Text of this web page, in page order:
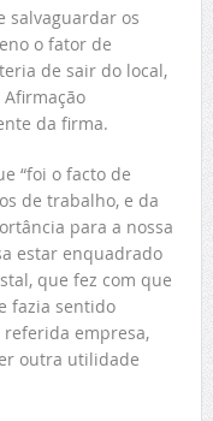
salvaguardar os
o fator de
de sair do local,
da firma.
“foi o facto de
de trabalho, e da
para a nossa
estar enquadrado
que fez com que
fazia sentido
empresa,
outra utilidade